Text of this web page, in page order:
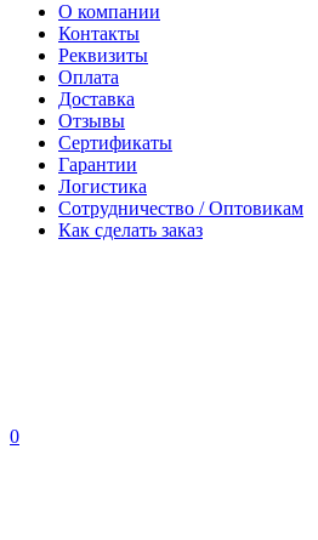
О компании
Контакты
Реквизиты
Оплата
Доставка
Отзывы
Сертификаты
Гарантии
Логистика
Сотрудничество / Оптовикам
Как сделать заказ
0